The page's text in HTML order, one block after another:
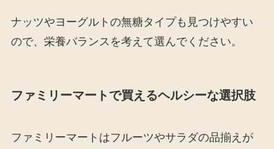
ナッツやヨーグルトの無糖タイプも見つけやすい
ので、栄養バランスを考えて選んでください。
ファミリーマートで買えるヘルシーな選択肢
ファミリーマートはフルーツやサラダの品揃えが